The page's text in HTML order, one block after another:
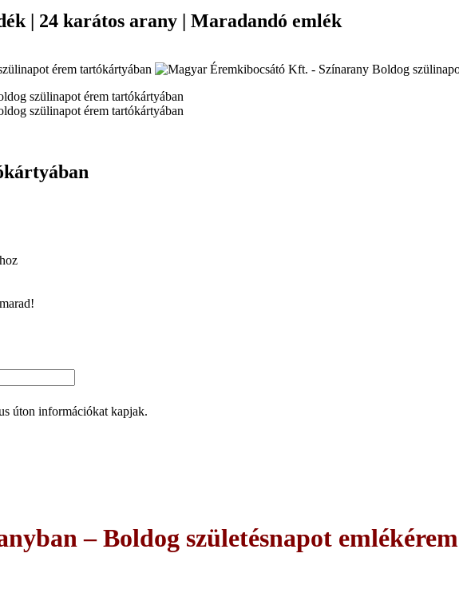
| 24 karátos arany | Maradandó emlék
úton információkat kapjak.
– Boldog születésnapot emlékérem